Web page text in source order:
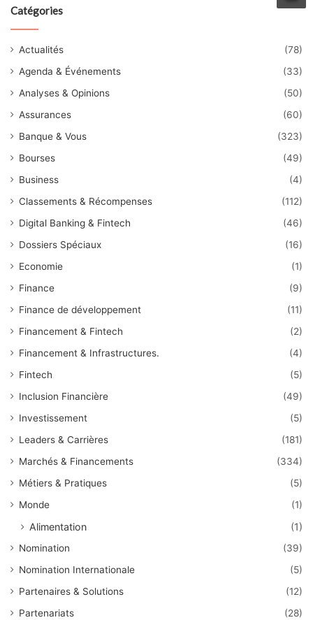
Catégories
Actualités
(78)
Agenda & Événements
(33)
Analyses & Opinions
(50)
Assurances
(60)
Banque & Vous
(323)
Bourses
(49)
Business
(4)
Classements & Récompenses
(112)
Digital Banking & Fintech
(46)
Dossiers Spéciaux
(16)
Economie
(1)
Finance
(9)
Finance de développement
(11)
Financement & Fintech
(2)
Financement & Infrastructures.
(4)
Fintech
(5)
Inclusion Financière
(49)
Investissement
(5)
Leaders & Carrières
(181)
Marchés & Financements
(334)
Métiers & Pratiques
(5)
Monde
(1)
Alimentation (1)
Nomination
(39)
Nomination Internationale
(5)
Partenaires & Solutions
(12)
Partenariats
(28)